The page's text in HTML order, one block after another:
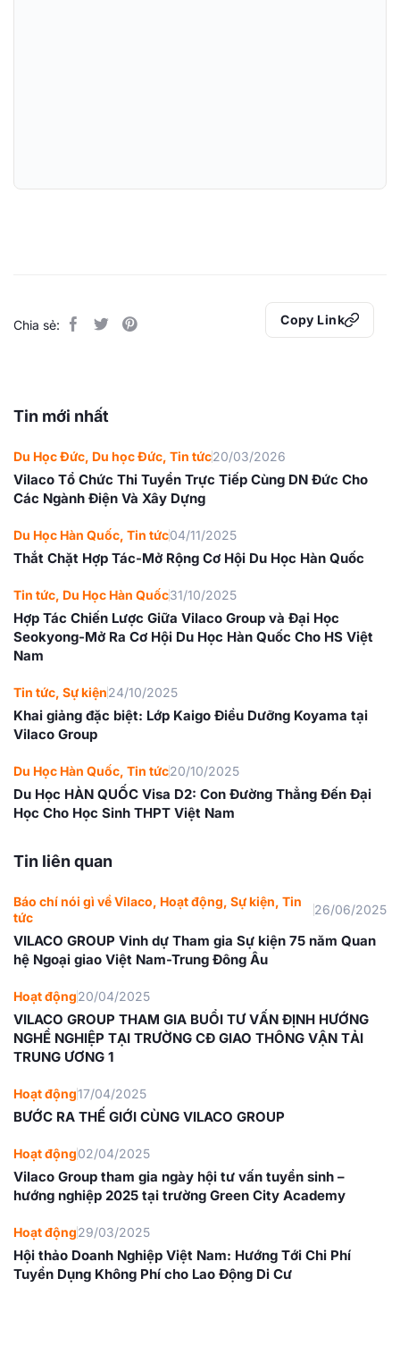
Chia sẻ: Copy Link
Tin mới nhất
Du Học Đức, Du học Đức, Tin tức20/03/2026
Vilaco Tổ Chức Thi Tuyển Trực Tiếp Cùng DN Đức Cho
Các Ngành Điện Và Xây Dựng
Du Học Hàn Quốc, Tin tức04/11/2025
Thắt Chặt Hợp Tác-Mở Rộng Cơ Hội Du Học Hàn Quốc
Tin tức, Du Học Hàn Quốc31/10/2025
Hợp Tác Chiến Lược Giữa Vilaco Group và Đại Học
Seokyong-Mở Ra Cơ Hội Du Học Hàn Quốc Cho HS Việt
Nam
Tin tức, Sự kiện24/10/2025
Khai giảng đặc biệt: Lớp Kaigo Điều Dưỡng Koyama tại
Vilaco Group
Du Học Hàn Quốc, Tin tức20/10/2025
Du Học HÀN QUỐC Visa D2: Con Đường Thẳng Đến Đại
Học Cho Học Sinh THPT Việt Nam
Tin liên quan
Báo chí nói gì về Vilaco, Hoạt động, Sự kiện, Tin
tức
26/06/2025
VILACO GROUP Vinh dự Tham gia Sự kiện 75 năm Quan
hệ Ngoại giao Việt Nam-Trung Đông Âu
Hoạt động20/04/2025
VILACO GROUP THAM GIA BUỔI TƯ VẤN ĐỊNH HƯỚNG
NGHỀ NGHIỆP TẠI TRƯỜNG CĐ GIAO THÔNG VẬN TẢI
TRUNG ƯƠNG 1
Hoạt động17/04/2025
BƯỚC RA THẾ GIỚI CÙNG VILACO GROUP
Hoạt động02/04/2025
Vilaco Group tham gia ngày hội tư vấn tuyển sinh –
hướng nghiệp 2025 tại trường Green City Academy
Hoạt động29/03/2025
Hội thảo Doanh Nghiệp Việt Nam: Hướng Tới Chi Phí
Tuyển Dụng Không Phí cho Lao Động Di Cư